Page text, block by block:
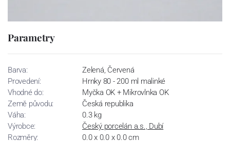
Parametry
Barva:
Zelená, Červená
Provedení:
Hrnky 80 - 200 ml malinké
Vhodné do:
Myčka OK + Mikrovlnka OK
Země původu:
Česká republika
Váha:
0.3 kg
Výrobce:
Český porcelán a.s., Dubí
Rozměry:
0.0 x 0.0 x 0.0 cm